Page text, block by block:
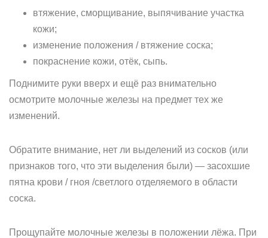
втяжение, сморщивание, выпячивание участка
кожи;
изменение положения / втяжение соска;
покраснение кожи, отёк, сыпь.
Поднимите руки вверх и ещё раз внимательно
осмотрите молочные железы на предмет тех же
изменений.
Обратите внимание, нет ли выделений из сосков (или
признаков того, что эти выделения были) — засохшие
пятна крови / гноя /светлого отделяемого в области
соска.
Прощупайте молочные железы в положении лёжа. При